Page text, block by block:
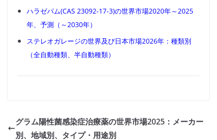
ハラゼパム(CAS 23092-17-3)の世界市場2020年～2025
年、予測（～2030年）
ステレオガレージの世界及び日本市場2026年：種類別
（全自動種類、半自動種類）
グラム陽性菌感染症治療薬の世界市場2025：メーカー
別、地域別、タイプ・用途別